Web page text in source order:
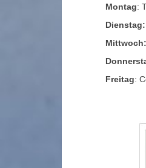
Montag:
Dienstag:
Mittwoch:
Freitag: